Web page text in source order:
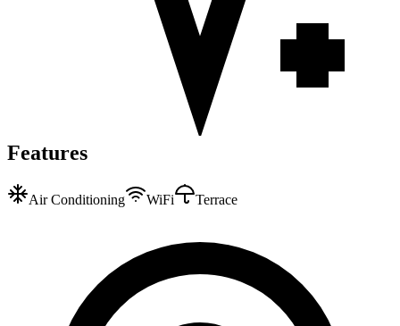
Features
Air Conditioning WiFi Terrace